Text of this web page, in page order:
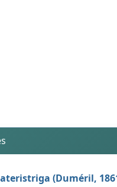
(Duméril,